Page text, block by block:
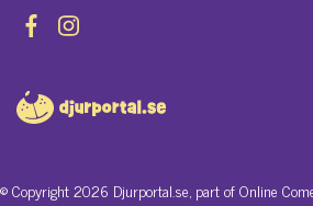
© Copyright 2026 Djurportal.se, part of Online